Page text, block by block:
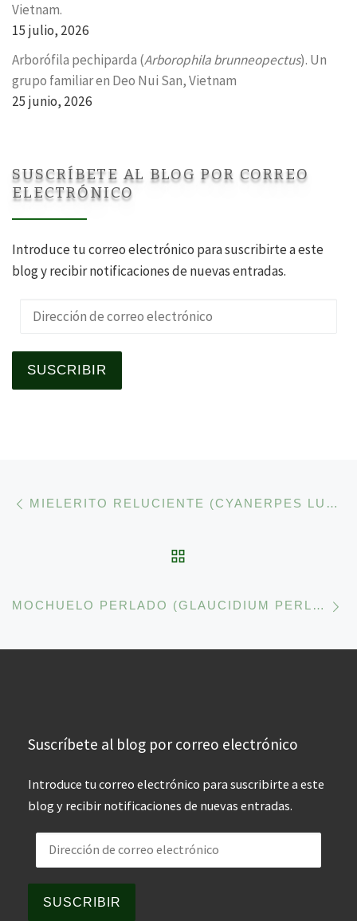
Vietnam.
15 julio, 2026
Arborófila pechiparda (Arborophila brunneopectus). Un
grupo familiar en Deo Nui San, Vietnam
25 junio, 2026
SUSCRÍBETE AL BLOG POR CORREO
ELECTRÓNICO
Introduce tu correo electrónico para suscribirte a este
blog y recibir notificaciones de nuevas entradas.
Dirección de correo electrónico
SUSCRIBIR
Navegación de la MIELERITO RELUCIENTE (CYANERPES LUCIDUS): EL MIELERITO DE PATAS AMARILLAS EN LA VERTIENTE CARIBEÑA DE COSTA RICA.
MOCHUELO PERLADO (GLAUCIDIUM PERLATUM): OTEANDO CON SUS GRANDES OJOS PARA LOCALIZAR A LAS POSIBLES PRESAS.
Suscríbete al blog por correo electrónico
Introduce tu correo electrónico para suscribirte a este
blog y recibir notificaciones de nuevas entradas.
Dirección de correo electrónico
SUSCRIBIR